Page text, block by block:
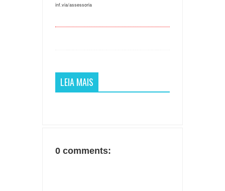
inf.via/assessoria
LEIA MAIS
0 comments: